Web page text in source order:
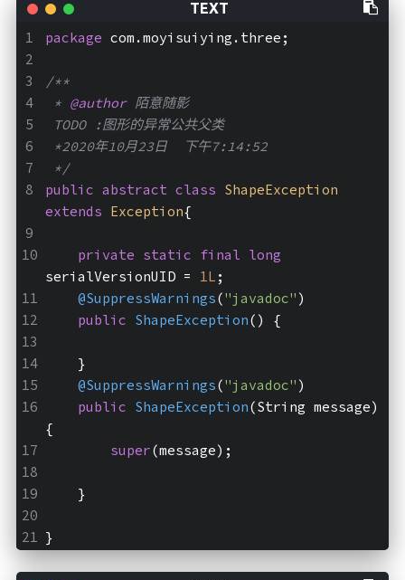
package com.moyisuiying.three;
/**
* @author 陌意随影
TODO :图形的异常公共父类
*2020年10月23日  下午7:14:52
*/
public abstract class ShapeException
extends Exception{
private static final long
serialVersionUID = 1L ;
@SuppressWarnings("javadoc" )
public ShapeException() {
    }
@SuppressWarnings("javadoc" )
public ShapeException(String message)
{
super(message);
    }
}